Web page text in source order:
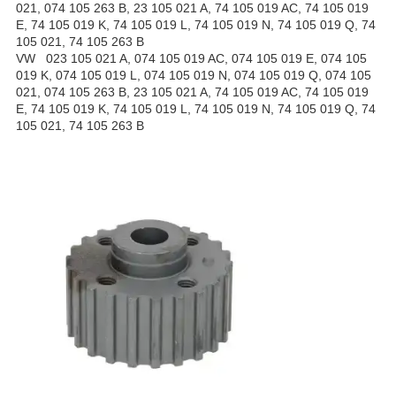
021, 074 105 263 B, 23 105 021 A, 74 105 019 AC, 74 105 019
E, 74 105 019 K, 74 105 019 L, 74 105 019 N, 74 105 019 Q, 74
105 021, 74 105 263 B
VW 023 105 021 A, 074 105 019 AC, 074 105 019 E, 074 105
019 K, 074 105 019 L, 074 105 019 N, 074 105 019 Q, 074 105
021, 074 105 263 B, 23 105 021 A, 74 105 019 AC, 74 105 019
E, 74 105 019 K, 74 105 019 L, 74 105 019 N, 74 105 019 Q, 74
105 021, 74 105 263 B